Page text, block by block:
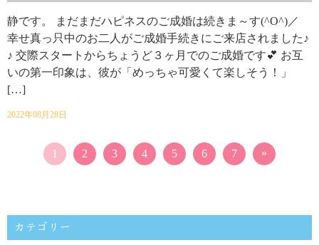
静です。 まだまだハピネスのご成婚は続きま～す(^O^)／
幸せ真っ只中のお二人がご成婚手続きにご来店されました♪
♪ 交際スタートからちょうど３ヶ月でのご成婚です💕 お互
いの第一印象は、彼が「めっちゃ可愛くて楽しそう！」
[…]
2022年08月28日
1 2 3 4 5 6 7 »
カテゴリー